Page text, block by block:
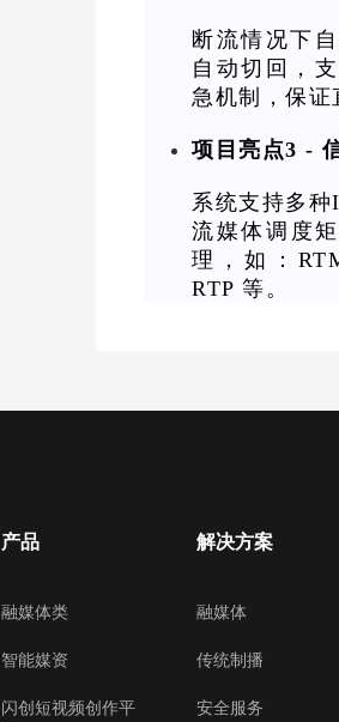
断流情况下
自动切回，
急机制，保证
项目亮点3 -
系统支持多
流媒体调度
理，如：
RTP 等。
产品
融媒体类
智能媒资
闪创短视频创作平
解决方案
融媒体
传统制播
安全服务